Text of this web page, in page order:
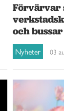
Förvärvar
och bussar
Nyheter 03